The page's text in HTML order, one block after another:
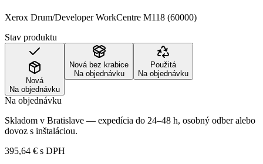
Xerox Drum/Developer WorkCentre M118 (60000)
Stav produktu
Nová
Na objednávku
Nová bez krabice
Na objednávku
Použitá
Na objednávku
Na objednávku
Skladom v Bratislave — expedícia do 24–48 h, osobný odber alebo
dovoz s inštaláciou.
395,64 € s DPH